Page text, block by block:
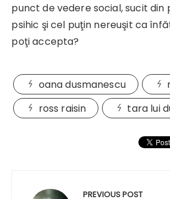
punct de vedere social, sucit din
psihic şi cel puţin nereuşit ca
poţi accepta?
oana dusmanescu
ross raisin
tara lui
PREVIOUS POST